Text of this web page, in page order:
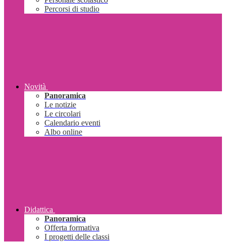
Percorsi di studio
Novità
Panoramica
Le notizie
Le circolari
Calendario eventi
Albo online
Didattica
Panoramica
Offerta formativa
I progetti delle classi